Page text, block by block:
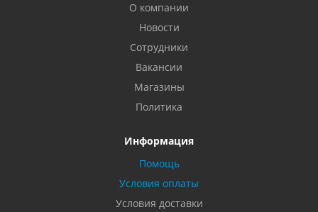
О компании
Новости
Сотрудники
Вакансии
Магазины
Политика
Информация
Помощь
Условия оплаты
Условия доставки